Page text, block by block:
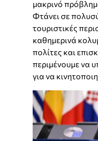
μακρινό
Φτάνει σε
τουριστικές
καθημερινά
πολίτες και
περιμένουμε να
για να